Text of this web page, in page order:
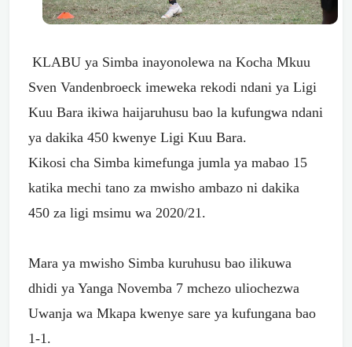
KLABU ya Simba inayonolewa na Kocha Mkuu
Sven Vandenbroeck imeweka rekodi ndani ya Ligi
Kuu Bara ikiwa haijaruhusu bao la kufungwa ndani
ya dakika 450 kwenye Ligi Kuu Bara.
Kikosi cha Simba kimefunga jumla ya mabao 15
katika mechi tano za mwisho ambazo ni dakika
450 za ligi msimu wa 2020/21.
Mara ya mwisho Simba kuruhusu bao ilikuwa
dhidi ya Yanga Novemba 7 mchezo uliochezwa
Uwanja wa Mkapa kwenye sare ya kufungana bao
1-1.